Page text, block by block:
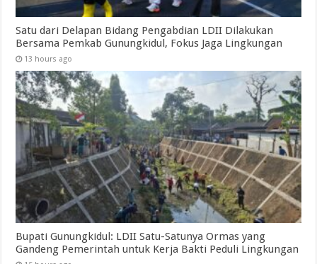
Satu dari Delapan Bidang Pengabdian LDII Dilakukan
Bersama Pemkab Gunungkidul, Fokus Jaga Lingkungan
13 hours ago
Bupati Gunungkidul: LDII Satu-Satunya Ormas yang
Gandeng Pemerintah untuk Kerja Bakti Peduli Lingkungan